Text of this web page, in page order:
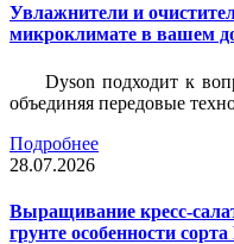
Увлажнители и
микроклимате в вашем
Dyson подходит к
объединяя передовые
Подробнее
28.07.2026
Выращивание кресс-
грунте особенности